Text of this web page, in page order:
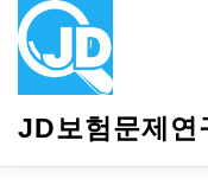
JD보험문제연